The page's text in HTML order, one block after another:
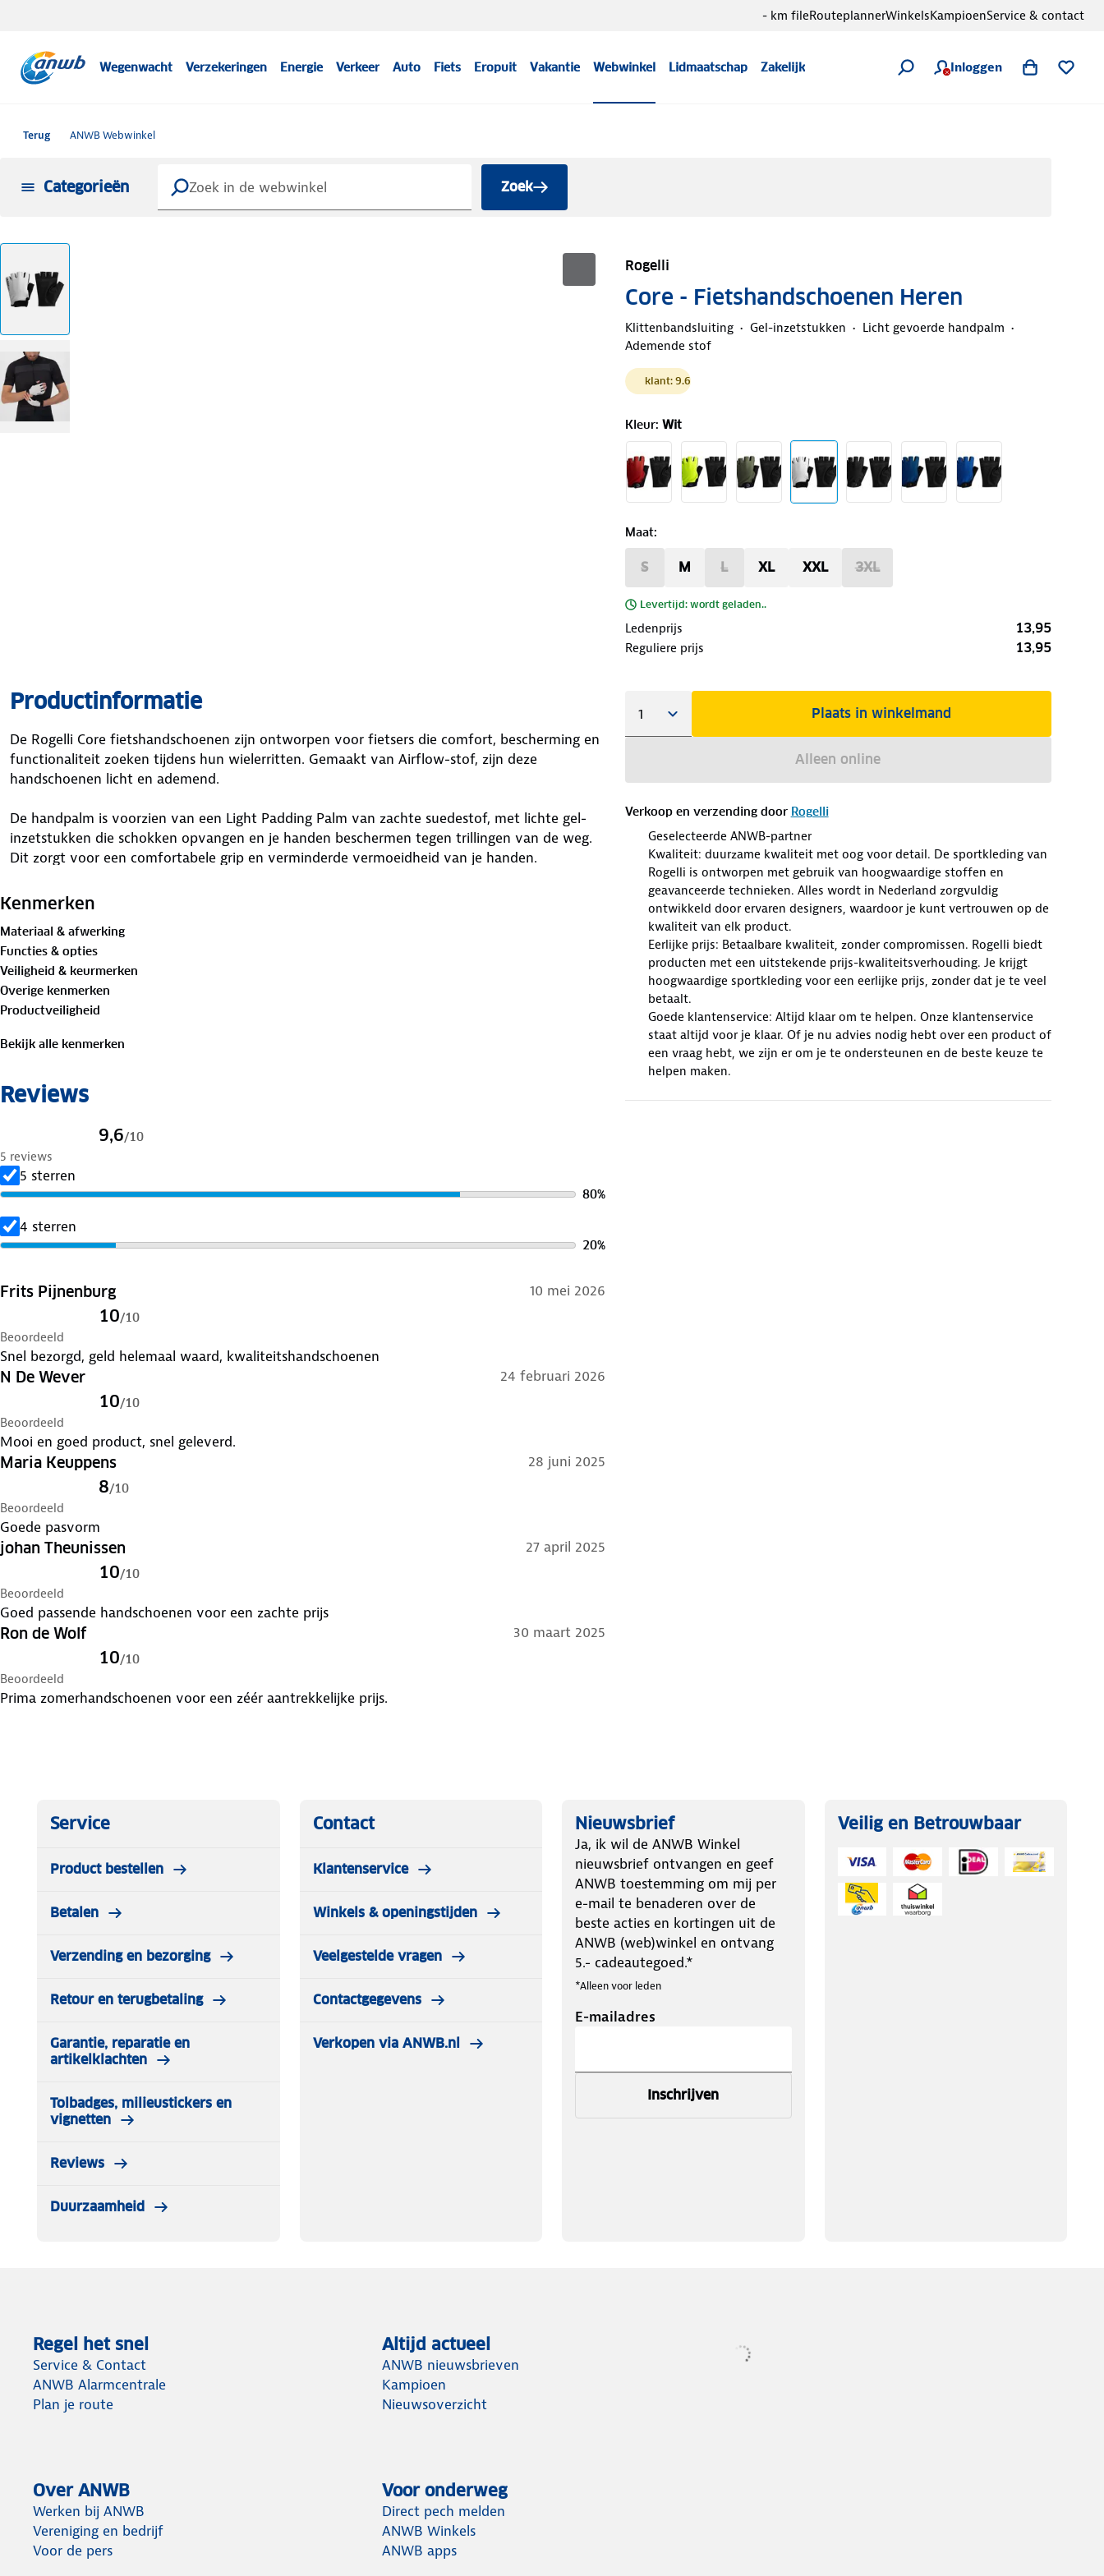
Wegenwacht Verzekeringen Energie Verkeer Auto Fiets Eropuit Vakantie Webwinkel Lidmaatschap Zakelijk Inloggen
- km fileRouteplannerWinkelsKampioenService & contact
Terug ANWB Webwinkel
Categorieën Zoek
Rogelli
Core - Fietshandschoenen Heren
Klittenbandsluiting Gel-inzetstukken
Licht gevoerde handpalm
Ademende stof
klant: 9.6
Kleur: Wit
Maat:
S M L XL XXL 3XL
Levertijd: wordt geladen..
Ledenprijs 13,95
Reguliere prijs 13,95
Plaats in winkelmand
Alleen online
Verkoop en verzending door Rogelli
Geselecteerde ANWB-partner
Kwaliteit: duurzame kwaliteit met oog voor detail. De sportkleding van
Rogelli is ontworpen met gebruik van hoogwaardige stoffen en
geavanceerde technieken. Alles wordt in Nederland zorgvuldig
ontwikkeld door ervaren designers, waardoor je kunt vertrouwen op de
kwaliteit van elk product.
Eerlijke prijs: Betaalbare kwaliteit, zonder compromissen. Rogelli biedt
producten met een uitstekende prijs-kwaliteitsverhouding. Je krijgt
hoogwaardige sportkleding voor een eerlijke prijs, zonder dat je te veel
betaalt.
Goede klantenservice: Altijd klaar om te helpen. Onze klantenservice
staat altijd voor je klaar. Of je nu advies nodig hebt over een product of
een vraag hebt, we zijn er om je te ondersteunen en de beste keuze te
helpen maken.
Productinformatie
De Rogelli Core fietshandschoenen zijn ontworpen voor fietsers die comfort, bescherming en
functionaliteit zoeken tijdens hun wielerritten. Gemaakt van Airflow-stof, zijn deze
handschoenen licht en ademend.
De handpalm is voorzien van een Light Padding Palm van zachte suedestof, met lichte gel-
inzetstukken die schokken opvangen en je handen beschermen tegen trillingen van de weg.
Dit zorgt voor een comfortabele grip en verminderde vermoeidheid van je handen.
De handschoenen hebben een praktische klittenbandsluiting bij de pols voor een perfecte
handschoenen snel uit te trekken na je rit. Daarnaast is de badstof vochtabsorberende duim
ideaal om zweet van je gezicht te vegen.
Kenmerken
Materiaal & afwerking
Functies & opties
Veiligheid & keurmerken
Overige kenmerken
Productveiligheid
Bekijk alle kenmerken
Reviews
9,6/10
5 reviews
5 sterren
80%
4 sterren
20%
Frits Pijnenburg 10 mei 2026
10/10
Beoordeeld
Snel bezorgd, geld helemaal waard, kwaliteitshandschoenen
N De Wever 24 februari 2026
10/10
Beoordeeld
Mooi en goed product, snel geleverd.
Maria Keuppens 28 juni 2025
8/10
Beoordeeld
Goede pasvorm
johan Theunissen 27 april 2025
10/10
Beoordeeld
Goed passende handschoenen voor een zachte prijs
Ron de Wolf 30 maart 2025
10/10
Beoordeeld
Prima zomerhandschoenen voor een zéér aantrekkelijke prijs.
Service
Product bestellen
Betalen
Verzending en bezorging
Retour en terugbetaling
Garantie, reparatie en
artikelklachten
Tolbadges, milieustickers en
vignetten
Reviews
Duurzaamheid
Contact
Klantenservice
Winkels & openingstijden
Veelgestelde vragen
Contactgegevens
Verkopen via ANWB.nl
Nieuwsbrief
Ja, ik wil de ANWB Winkel
nieuwsbrief ontvangen en geef
ANWB toestemming om mij per
e-mail te benaderen over de
beste acties en kortingen uit de
ANWB (web)winkel en ontvang
5.- cadeautegoed.*
*Alleen voor leden
E-mailadres
Inschrijven
Veilig en Betrouwbaar
Regel het snel
Service & Contact
ANWB Alarmcentrale
Plan je route
Altijd actueel
ANWB nieuwsbrieven
Kampioen
Nieuwsoverzicht
Over ANWB
Werken bij ANWB
Vereniging en bedrijf
Voor de pers
Voor onderweg
Direct pech melden
ANWB Winkels
ANWB apps